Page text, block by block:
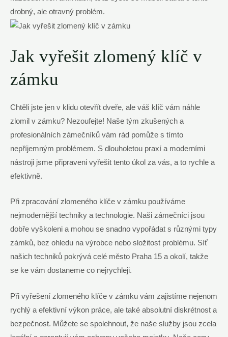
drobný, ale otravný problém.
Jak vyřešit zlomený klíč v
zámku
Chtěli jste jen v klidu otevřít dveře, ale váš klíč vám náhle
zlomil v zámku? Nezoufejte! Naše tým zkušených a
profesionálních zámečníků vám rád pomůže s tímto
nepříjemným problémem. S dlouholetou praxí a moderními
nástroji jsme připraveni vyřešit tento úkol za vás, a to rychle a
efektivně.
Při zpracování zlomeného klíče v zámku používáme
nejmodernější techniky a technologie. Naši zámečníci jsou
dobře vyškoleni a mohou se snadno vypořádat s různými typy
zámků, bez ohledu na výrobce nebo složitost problému. Síť
našich techniků pokrývá celé město Praha 15 a okolí, takže
se ke vám dostaneme co nejrychleji.
Při vyřešení zlomeného klíče v zámku vám zajistíme nejenom
rychlý a efektivní výkon práce, ale také absolutní diskrétnost a
bezpečnost. Můžete se spolehnout, že naše služby jsou zcela